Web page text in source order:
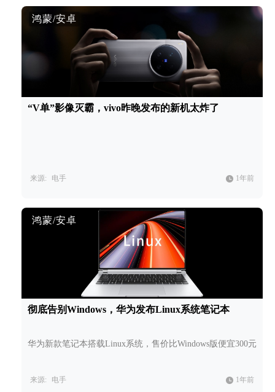
鸿蒙/安卓
“V单”影像灭霸，vivo昨晚发布的新机太炸了
来源: 电手 1年前
鸿蒙/安卓
彻底告别Windows，华为发布Linux系统笔记本
华为新款笔记本搭载Linux系统，售价比Windows版便宜300元
来源: 电手 1年前